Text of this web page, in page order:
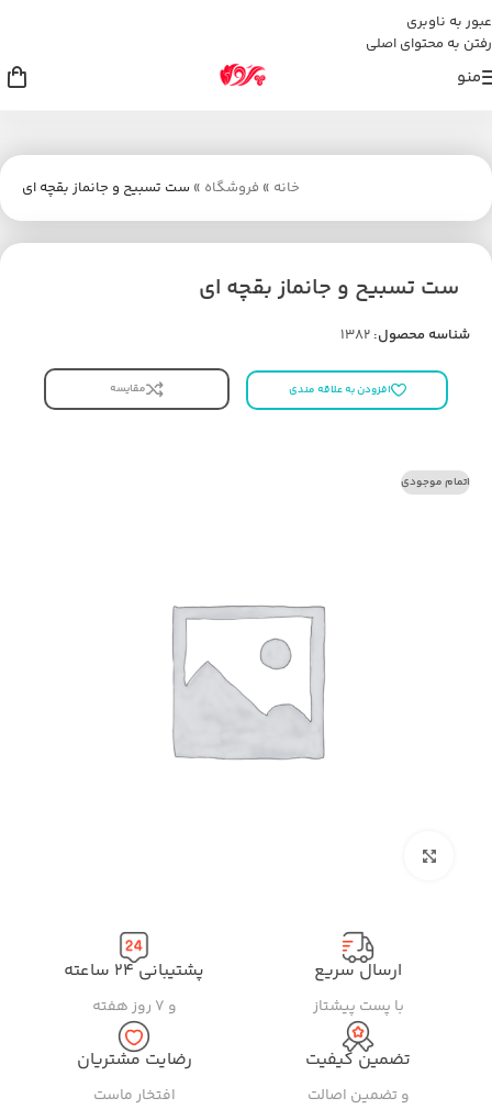
عبور به ناوبری
رفتن به محتوای اصلی
منو
خانه » فروشگاه » ست تسبیح و جانماز بقچه ای
ست تسبیح و جانماز بقچه ای
شناسه محصول: 1382
افزودن به علاقه مندی مقایسه
اتمام موجودی
ارسال سریع
با پست پیشتاز
پشتیبانی ۲۴ ساعته
و ۷ روز هفته
تضمین کیفیت
و تضمین اصالت
رضایت مشتریان
افتخار ماست